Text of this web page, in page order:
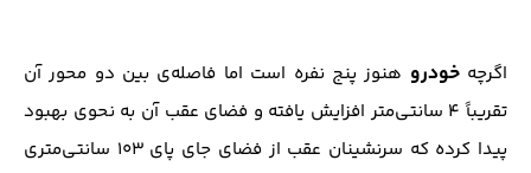
اگرچهخودرو هنوز پنج نفره است اما فاصله‌ی بین دو محور آن
تقریباً ۴ سانتی‌متر افزایش یافته و فضای عقب آن به ‌نحوی بهبود
پیدا کرده که سرنشینان عقب از فضای جای پای ۱۰۳ سانتی‌متری